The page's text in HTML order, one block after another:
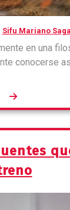
Sifu Mariano
en una
conocerse